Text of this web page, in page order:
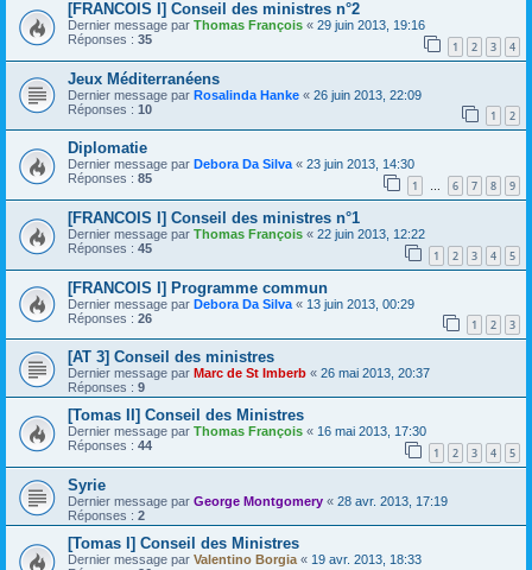
[FRANCOIS I] Conseil des ministres n°2
Dernier message par Thomas François « 29 juin 2013, 19:16
Réponses : 35 1 2 3 4
Jeux Méditerranéens
Dernier message par Rosalinda Hanke « 26 juin 2013, 22:09
Réponses : 10 1 2
Diplomatie
Dernier message par Debora Da Silva « 23 juin 2013, 14:30
Réponses : 85 1 … 6 7 8 9
[FRANCOIS I] Conseil des ministres n°1
Dernier message par Thomas François « 22 juin 2013, 12:22
Réponses : 45 1 2 3 4 5
[FRANCOIS I] Programme commun
Dernier message par Debora Da Silva « 13 juin 2013, 00:29
Réponses : 26 1 2 3
[AT 3] Conseil des ministres
Dernier message par Marc de St Imberb « 26 mai 2013, 20:37
Réponses : 9
[Tomas II] Conseil des Ministres
Dernier message par Thomas François « 16 mai 2013, 17:30
Réponses : 44 1 2 3 4 5
Syrie
Dernier message par George Montgomery « 28 avr. 2013, 17:19
Réponses : 2
[Tomas I] Conseil des Ministres
Dernier message par Valentino Borgia « 19 avr. 2013, 18:33